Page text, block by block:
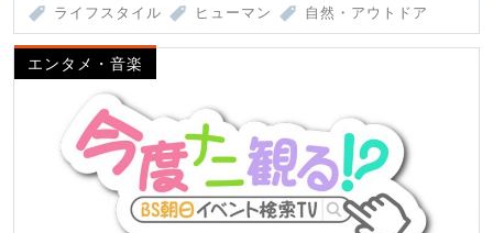
ライフスタイル ヒューマン 自然・アウトドア
エンタメ・音楽